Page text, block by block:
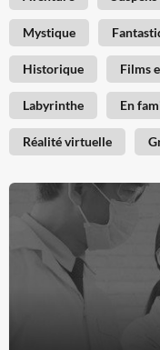
Mystique
Historique Films
Labyrinthe En
Réalité virtuelle